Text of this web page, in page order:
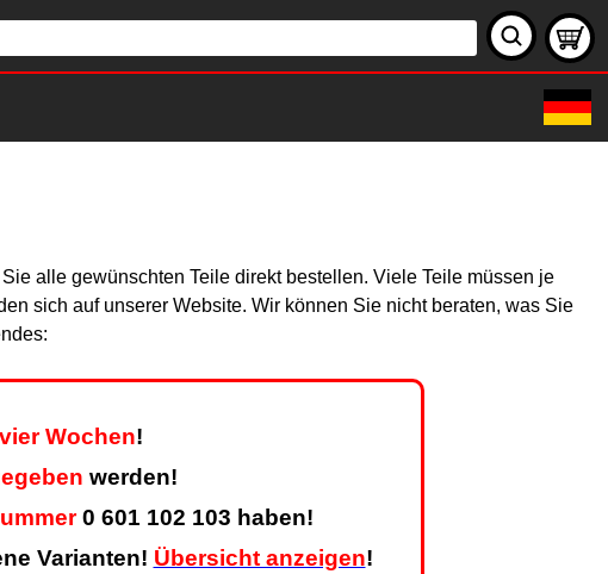
alle gewünschten Teile direkt bestellen. Viele Teile müssen je
sich auf unserer Website. Wir können Sie nicht beraten, was Sie
Wochen!
werden!
0 601 102 103 haben!
Varianten! Übersicht anzeigen!